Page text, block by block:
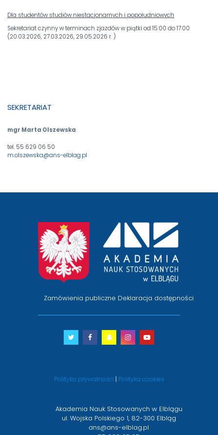
Dla studentów studiów niestacjonarnych i popołudniowych
Sekretariat czynny w terminach zjazdów w piątki od 15:00 do 17:00
(20.03.2026, 27.03.2026, 29.05.2026 r. )
SEKRETARIAT
mgr Marta Olszewska
tel. 55 629 06 50
m.olszewska@ans-elblag.pl
Zamówienia publiczne Deklaracja dostępności
Twitter
otwiera
nowym
Facebook
otwiera
nowym
Snapchat
otwiera
nowym
Instagram
otwiera
nowym
Youtube
otwiera
nowym
Polityka prywatności | Polityka cookies
Akademia Nauk Stosowanych w Elblągu
ul. Wojska Polskiego 1, 82-300 Elbląg
ans@ans-elblag.pl